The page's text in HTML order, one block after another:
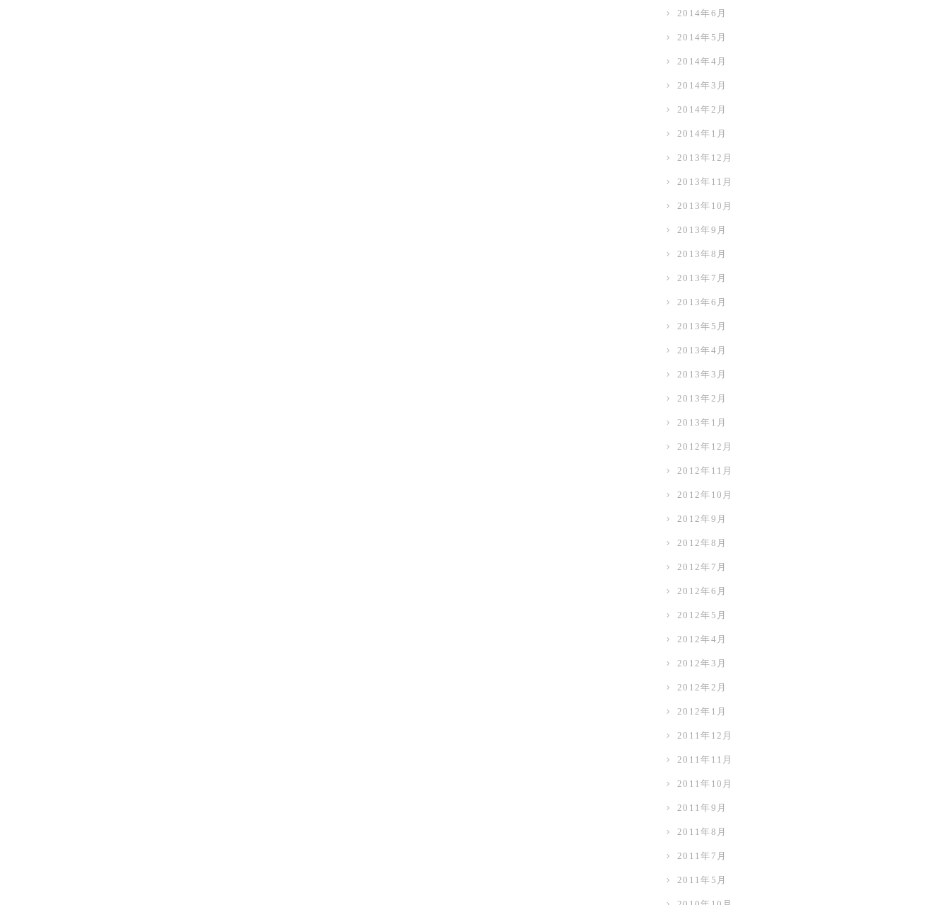
2014年6月
2014年5月
2014年4月
2014年3月
2014年2月
2014年1月
2013年12月
2013年11月
2013年10月
2013年9月
2013年8月
2013年7月
2013年6月
2013年5月
2013年4月
2013年3月
2013年2月
2013年1月
2012年12月
2012年11月
2012年10月
2012年9月
2012年8月
2012年7月
2012年6月
2012年5月
2012年4月
2012年3月
2012年2月
2012年1月
2011年12月
2011年11月
2011年10月
2011年9月
2011年8月
2011年7月
2011年5月